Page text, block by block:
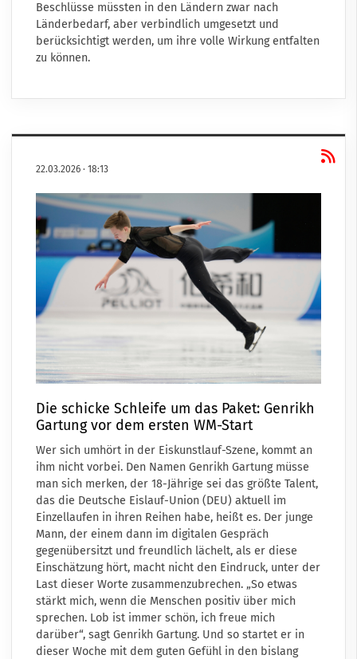
Beschlüsse müssten in den Ländern zwar nach
Länderbedarf, aber verbindlich umgesetzt und
berücksichtigt werden, um ihre volle Wirkung entfalten
zu können.
22.03.2026 · 18:13
Die schicke Schleife um das Paket: Genrikh
Gartung vor dem ersten WM-Start
Wer sich umhört in der Eiskunstlauf-Szene, kommt an
ihm nicht vorbei. Den Namen Genrikh Gartung müsse
man sich merken, der 18-Jährige sei das größte Talent,
das die Deutsche Eislauf-Union (DEU) aktuell im
Einzellaufen in ihren Reihen habe, heißt es. Der junge
Mann, der einem dann im digitalen Gespräch
gegenübersitzt und freundlich lächelt, als er diese
Einschätzung hört, macht nicht den Eindruck, unter der
Last dieser Worte zusammenzubrechen. „So etwas
stärkt mich, wenn die Menschen positiv über mich
sprechen. Lob ist immer schön, ich freue mich
darüber“, sagt Genrikh Gartung. Und so startet er in
dieser Woche mit dem guten Gefühl in den bislang